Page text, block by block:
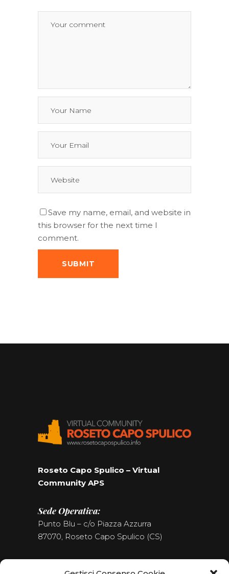
Save my name, email, and website in
this browser for the next time I
comment.
Roseto Capo Spulico – Virtual
Community APS
Sede Operativa:
Punto Blu – c/o Piazza Azzurra
87070, Roseto Capo Spulico (CS)